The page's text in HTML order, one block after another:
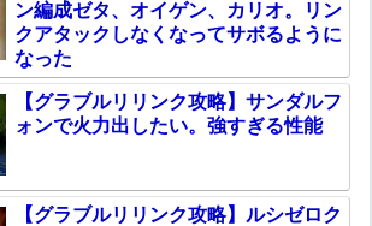
ン編成ゼタ、オイゲン、カリオ。リン
クアタックしなくなってサボるように
なった
【グラブルリリンク攻略】サンダルフ
ォンで火力出したい。強すぎる性能
【グラブルリリンク攻略】ルシゼロク